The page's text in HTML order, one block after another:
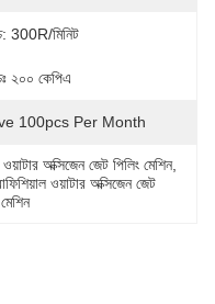
300R/মিনিট
২০০ কেপিএ
100pcs Per Month
অক্সিজেন জেট পিলিং মেশিন
ওয়াটার অক্সিজেন জেট